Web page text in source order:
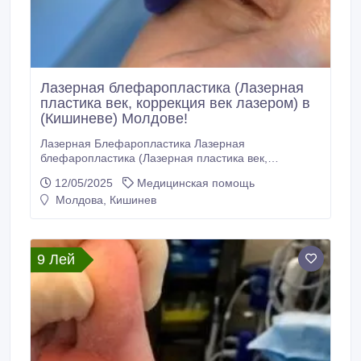
Лазерная блефаропластика (Лазерная
пластика век, коррекция век лазером) в
(Кишиневе) Молдове!
Лазерная Блефароплаcтика Лазерная
блефаропластика (Лазерная пластика век,
Особенности проведения лазерной
блефаропластике в кабинете лазерной хирургии
коагулирует кровеносные сосуды, в результате чего
потеря крови в процессе операции практически
отсутствует.
12/05/2025
Медицинская помощь
Молдова, Кишинев
9 Лей